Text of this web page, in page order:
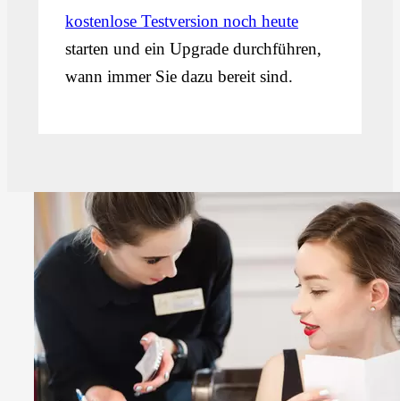
kostenlose Testversion noch heute
starten und ein Upgrade durchführen,
wann immer Sie dazu bereit sind.